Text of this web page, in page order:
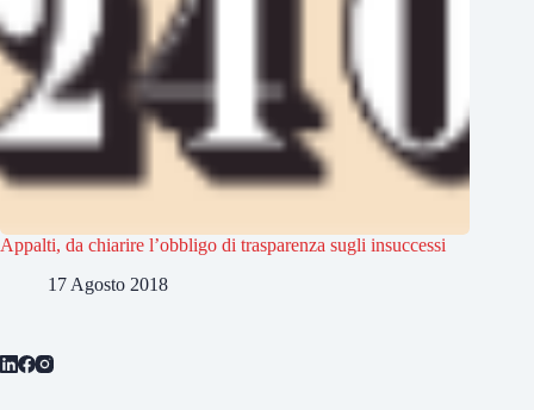
Appalti, da chiarire l’obbligo di trasparenza sugli insuccessi
17 Agosto 2018